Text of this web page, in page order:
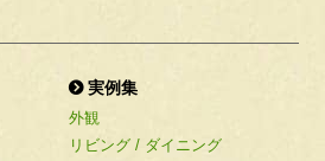
実例集
外観
リビング / ダイニング